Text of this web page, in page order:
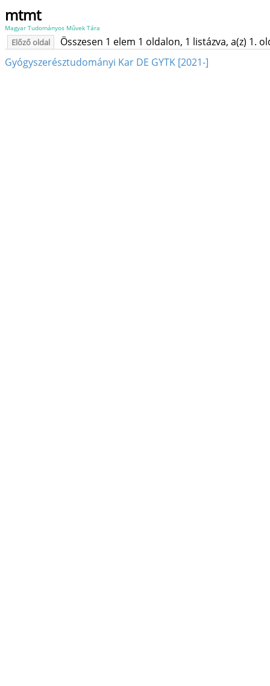
mtmt
Magyar Tudományos Művek Tára
Előző oldal
Összesen 1 elem 1 oldalon, 1 listázva, a(z) 1.
Gyógyszerésztudományi Kar DE GYTK [2021-]